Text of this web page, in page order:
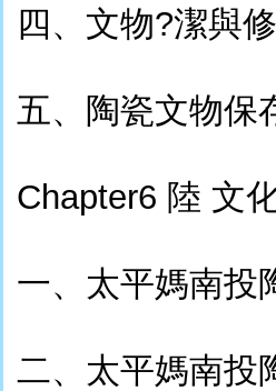
四、文物?潔與
五、陶瓷文物保
Chapter6 陸 文
一、太平媽南投
二、太平媽南投